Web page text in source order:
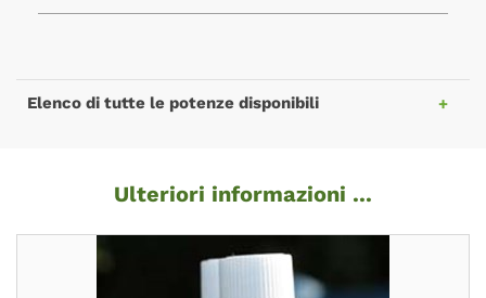
Elenco di tutte le potenze disponibili
Ulteriori informazioni ...